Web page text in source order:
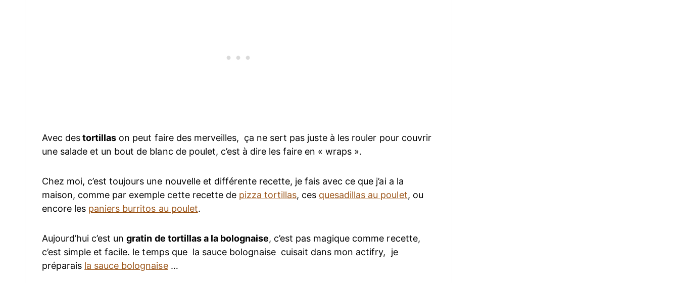
Avec destortillas on peut faire des merveilles, ça ne sert pas juste à les rouler pour couvrir
une salade et un bout de blanc de poulet, c’est à dire les faire en « wraps ».
Chez moi, c’est toujours une nouvelle et différente recette, je fais avec ce que j’ai a la
maison, comme par exemple cette recette de pizza tortillas, ces quesadillas au poulet, ou
encore les paniers burritos au poulet.
Aujourd’hui c’est ungratin de tortillas a la bolognaise, c’est pas magique comme recette,
c’est simple et facile. le temps que la sauce bolognaise cuisait dans mon actifry, je
préparais la sauce bolognaise…